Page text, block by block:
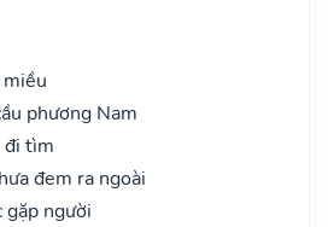
phương Nam
đi tìm
đem ra ngoài
gặp người